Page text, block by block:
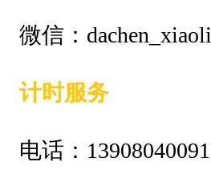
微信：dachen_xiaoli
计时服务
电话：13908040091